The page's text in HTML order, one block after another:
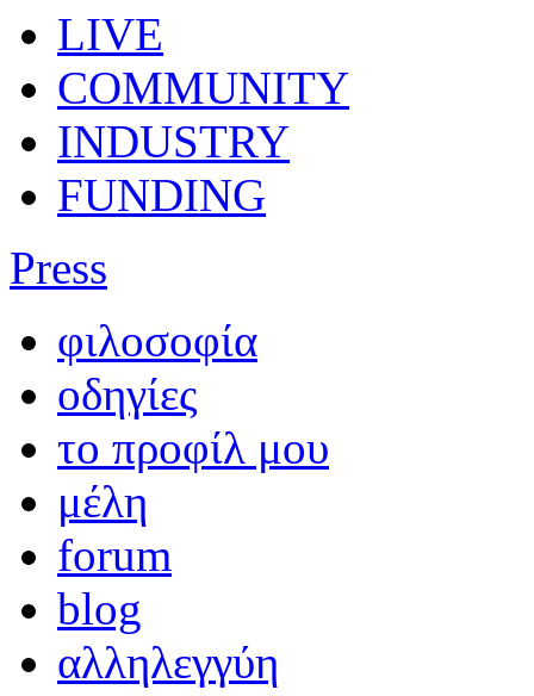
LIVE
COMMUNITY
INDUSTRY
FUNDING
Press
φιλοσοφία
οδηγίες
το προφίλ μου
μέλη
forum
blog
αλληλεγγύη